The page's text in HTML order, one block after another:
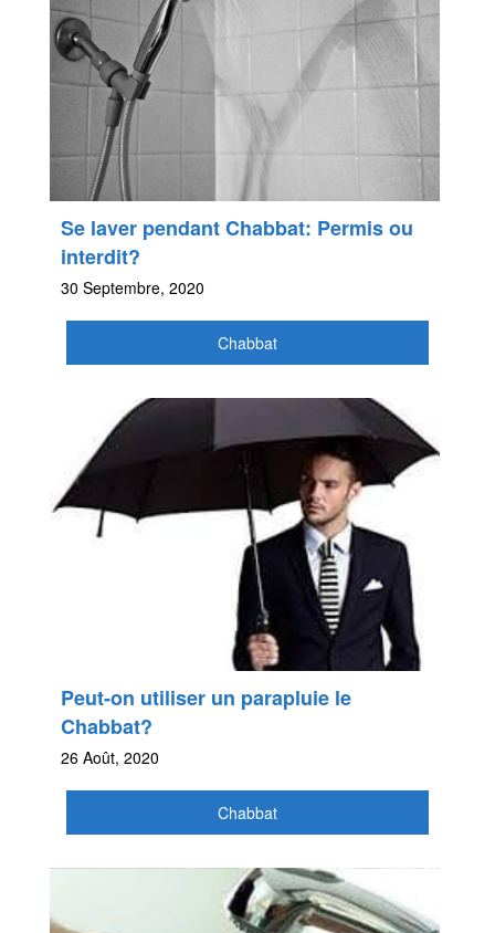
Se laver pendant Chabbat: Permis ou
interdit?
30 Septembre, 2020
Chabbat
Peut-on utiliser un parapluie le
Chabbat?
26 Août, 2020
Chabbat